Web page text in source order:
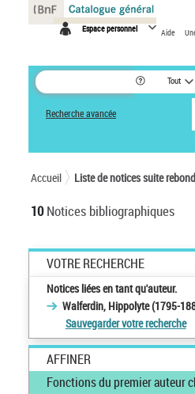
Espace personnel Aide
Tout
Recherche avancée
Accueil Liste de notices suite rebond
10Notices bibliographiques
VOTRE RECHERCHE
Notices liées en tant qu'auteur.
Walferdin, Hippolyte (1795-
Sauvegarder votre recherche
AFFINER
Fonctions du premier auteur
Panneau de gestion des cookies